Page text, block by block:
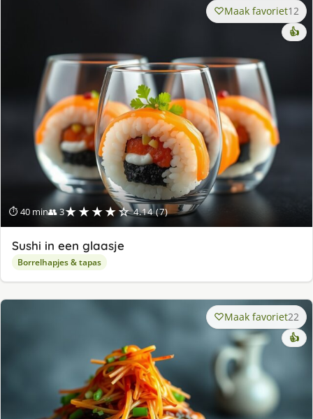
⏱ 40 min👥 3★★★★☆ 4.14 (7)
Maak favoriet12
👍
Sushi in een glaasje
Borrelhapjes & tapas
Maak favoriet22
👍